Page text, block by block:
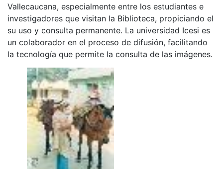
Vallecaucana, especialmente entre los estudiantes e
investigadores que visitan la Biblioteca, propiciando el
su uso y consulta permanente. La universidad Icesi es
un colaborador en el proceso de difusión, facilitando
la tecnología que permite la consulta de las imágenes.